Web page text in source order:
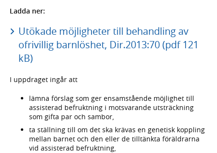
Ladda ner:
Utökade möjligheter till behandling av
ofrivillig barnlöshet, Dir.2013:70 (pdf 121
kB)
I uppdraget ingår att
lämna förslag som ger ensamstående möjlighet till
assisterad befruktning i motsvarande utsträckning
som gifta par och sambor,
ta ställning till om det ska krävas en genetisk koppling
mellan barnet och den eller de tilltänkta föräldrarna
vid assisterad befruktning,